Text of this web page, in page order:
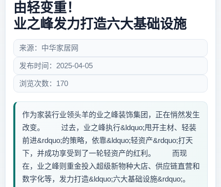
由轻变重！
业之峰发力打造六大基础设施
来源：中华家居网
发布时间：2025-04-05
浏览次数：170
作为家装行业领头羊的业之峰装饰集团，正在悄然发生
改变。 过去，业之峰执行&ldquo;甩开主材、轻装
前进&rdquo;的策略，依靠&ldquo;轻资产&rdquo;打天
下，并成功享受到了一轮轻资产的红利。 而现
在，业之峰则重金投入超级新物种大店、供应链直营和
数字化等，发力打造&ldquo;六大基础设施&rdquo;。